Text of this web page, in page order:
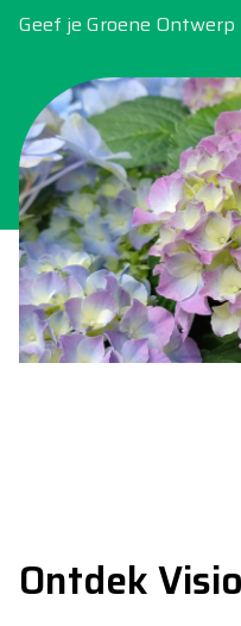
Geef je Groene
Ontdek